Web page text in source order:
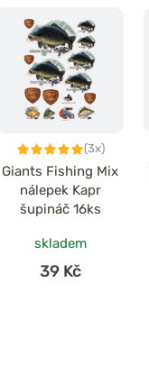
(3x)
Giants Fishing Mix
nálepek Kapr
šupináč 16ks
skladem
39 Kč